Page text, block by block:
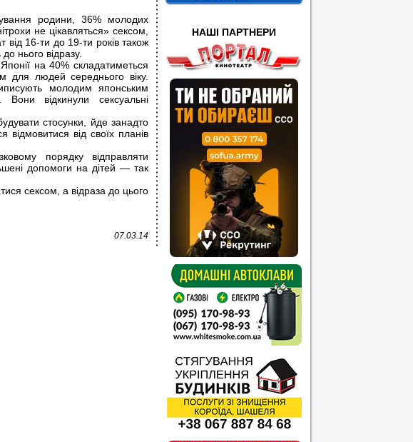
родини, 36% молодих
не цікавляться» сексом,
від 16-ти до 19-ти років також
нього відразу.
на 40% складатиметься
для людей середнього віку.
молодим японським
відкинули сексуальні
стосунки, йде занадто
відмовитися від своїх планів
порядку відправляти
допомоги на дітей — так
сексом, а відраза до цього
07.03.14
НАШI ПАРТНЕРИ